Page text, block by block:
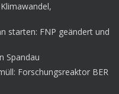
starten: FNP geändert und
Spandau
Forschungsreaktor BER